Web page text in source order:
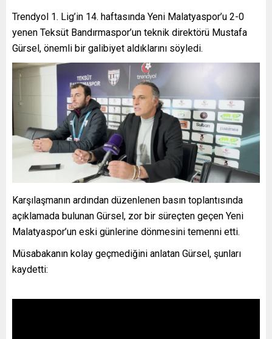
Trendyol 1. Lig’in 14. haftasında Yeni Malatyaspor’u 2-0
yenen Teksüt Bandırmaspor’un teknik direktörü Mustafa
Gürsel, önemli bir galibiyet aldıklarını söyledi.
Karşılaşmanın ardından düzenlenen basın toplantısında
açıklamada bulunan Gürsel, zor bir süreçten geçen Yeni
Malatyaspor’un eski günlerine dönmesini temenni etti.
Müsabakanın kolay geçmediğini anlatan Gürsel, şunları
kaydetti: